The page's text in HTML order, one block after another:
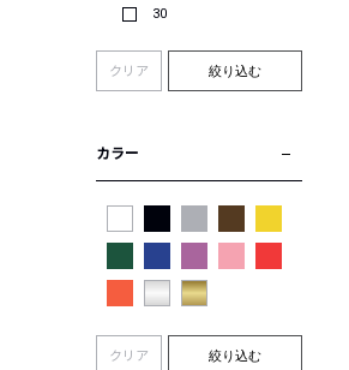
30
クリア 絞り込む
カラー
クリア 絞り込む